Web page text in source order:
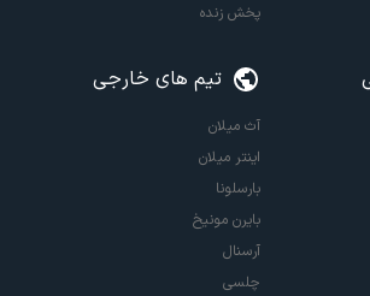
پخش زنده
تیم های خارجی
آث میلان
اینتر میلان
بارسلونا
بایرن مونیخ
آرسنال
چلسی